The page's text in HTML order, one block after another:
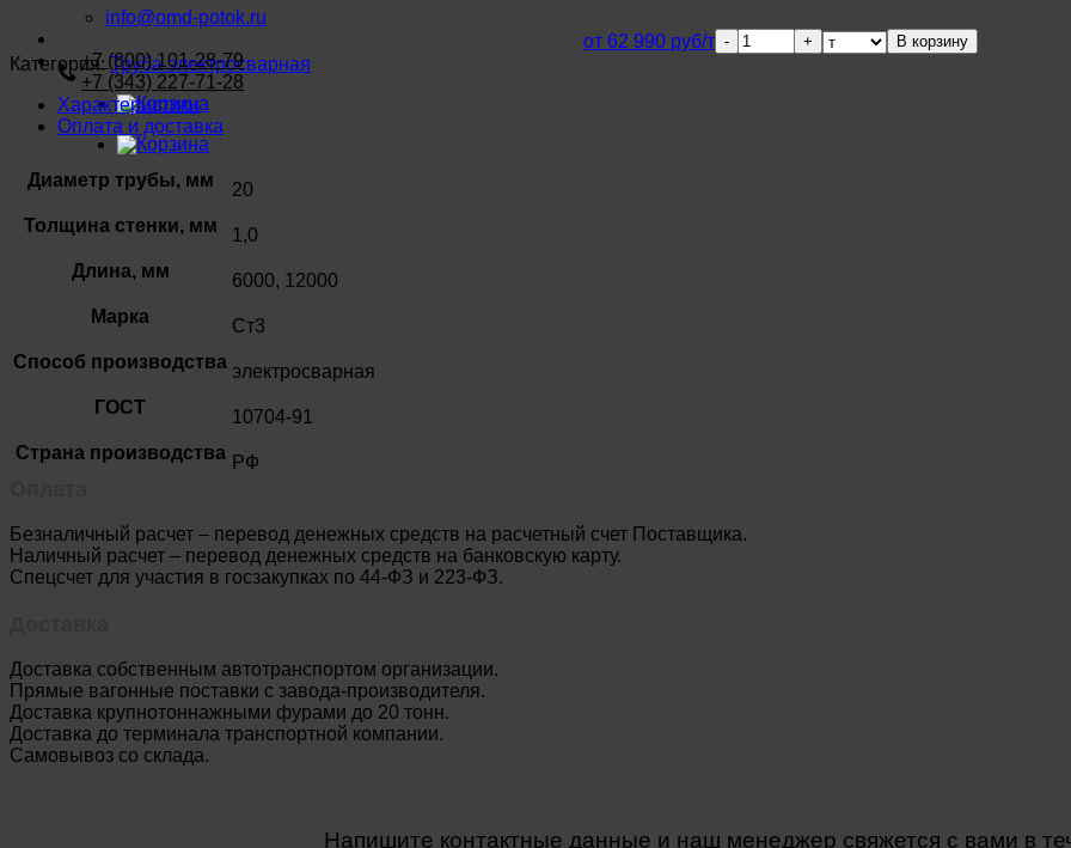
info@omd-potok.ru
+7 (800) 101-28-79
+7 (343) 227-71-28
от 62 990 руб/т
Количество
товара
В корзину
Категория:Труба электросварная
Характеристики
Оплата и доставка
Диаметр трубы, мм
20
Толщина стенки, мм
1,0
Длина, мм
6000, 12000
Марка
Ст3
Способ производства электросварная
ГОСТ
10704-91
Страна производства РФ
Безналичный расчет – перевод денежных средств на расчетный счет Поставщика.
Наличный расчет – перевод денежных средств на банковскую карту.
Спецсчет для участия в госзакупках по 44-ФЗ и 223-ФЗ.
Доставка собственным автотранспортом организации.
Прямые вагонные поставки с завода-производителя.
Доставка крупнотоннажными фурами до 20 тонн.
Доставка до терминала транспортной компании.
Самовывоз со склада.
Напишите контактные данные и наш менеджер свяжется с вами в